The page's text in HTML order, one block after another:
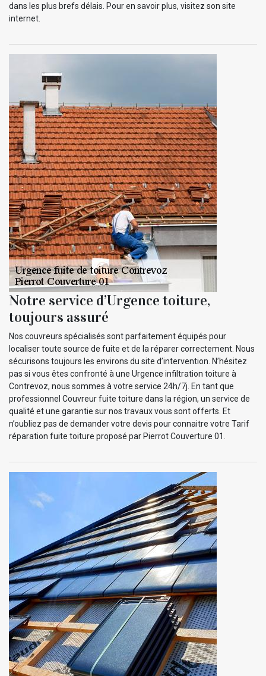
dans les plus brefs délais. Pour en savoir plus, visitez son site
internet.
Notre service d’Urgence toiture,
toujours assuré
Nos couvreurs spécialisés sont parfaitement équipés pour
localiser toute source de fuite et de la réparer correctement. Nous
sécurisons toujours les environs du site d’intervention. N’hésitez
pas si vous êtes confronté à une Urgence infiltration toiture à
Contrevoz, nous sommes à votre service 24h/7j. En tant que
professionnel Couvreur fuite toiture dans la région, un service de
qualité et une garantie sur nos travaux vous sont offerts. Et
n’oubliez pas de demander votre devis pour connaitre votre Tarif
réparation fuite toiture proposé par Pierrot Couverture 01.